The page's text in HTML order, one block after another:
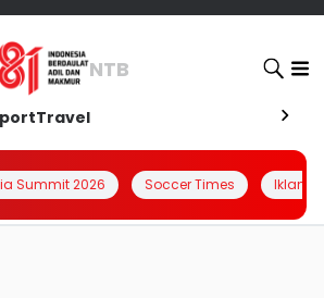
NTB
Travel
Summit 2026 Soccer Times Iklanin